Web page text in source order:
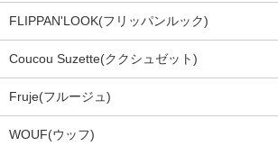
FLIPPAN'LOOK(フリッパンルック)
Coucou Suzette(ククシュゼット)
Fruje(フルージュ)
WOUF(ウッフ)